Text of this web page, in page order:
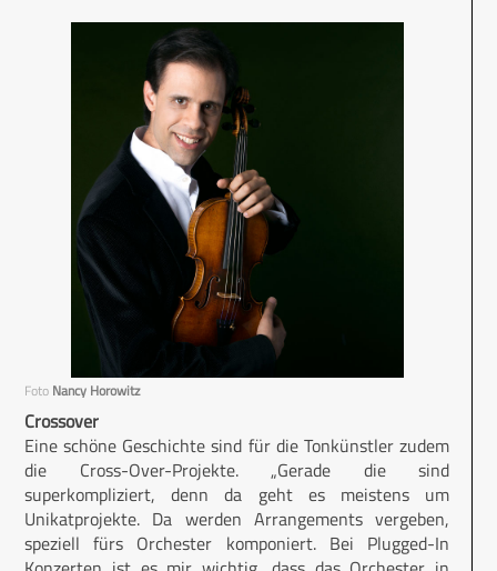
Foto Nancy Horowitz
Crossover
Eine schöne Geschichte sind für die Tonkünstler zudem
die Cross-Over-Projekte. „Gerade die sind
superkompliziert, denn da geht es meistens um
Unikatprojekte. Da werden Arrangements vergeben,
speziell fürs Orchester komponiert. Bei Plugged-In